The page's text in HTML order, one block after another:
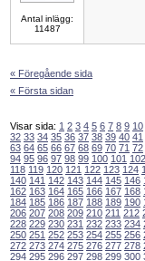
Antal inlägg:
11487
« Föregående sida
« Första sidan
Visar sida: 1 2 3 4 5 6 7 8 9 10
32 33 34 35 36 37 38 39 40 41
63 64 65 66 67 68 69 70 71 72
94 95 96 97 98 99 100 101 102
118 119 120 121 122 123 124
140 141 142 143 144 145 146
162 163 164 165 166 167 168
184 185 186 187 188 189 190
206 207 208 209 210 211 212
228 229 230 231 232 233 234
250 251 252 253 254 255 256
272 273 274 275 276 277 278
294 295 296 297 298 299 300